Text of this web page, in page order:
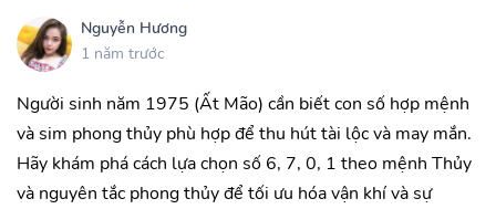
Nguyễn Hương
1 năm trước
Người sinh năm 1975 (Ất Mão) cần biết con số hợp mệnh
và sim phong thủy phù hợp để thu hút tài lộc và may mắn.
Hãy khám phá cách lựa chọn số 6, 7, 0, 1 theo mệnh Thủy
và nguyên tắc phong thủy để tối ưu hóa vận khí và sự